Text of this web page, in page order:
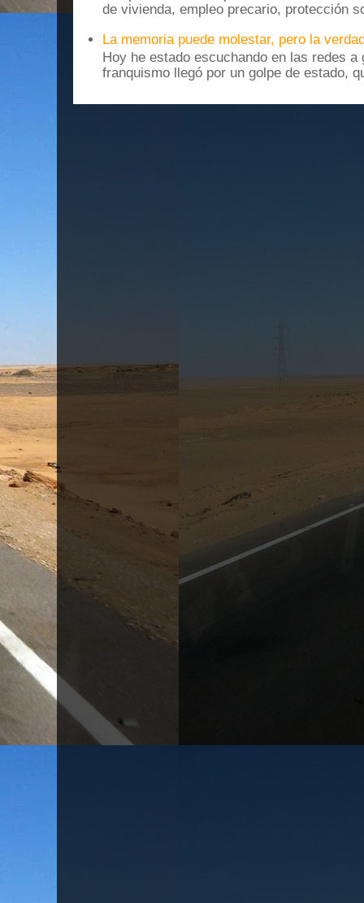
de vivienda, empleo precario, protección
La memoria puede molestar, pero la
Hoy he estado escuchando en las redes a
franquismo llegó por un golpe de estado,